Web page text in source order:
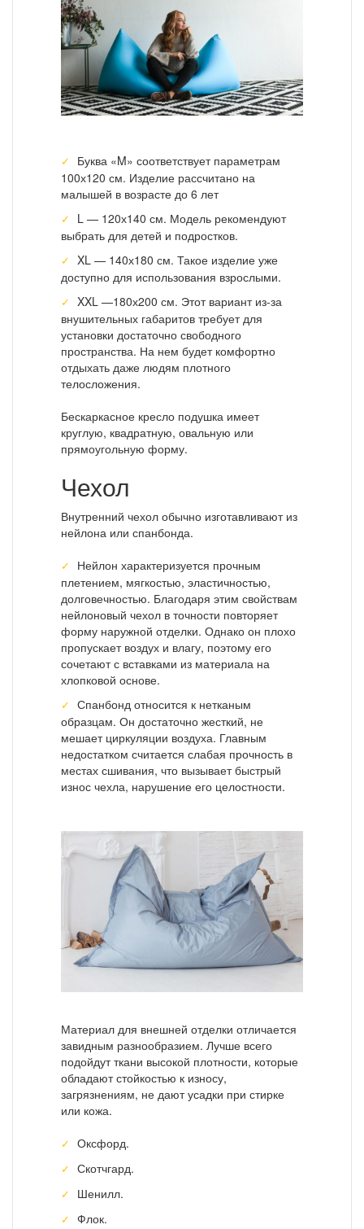
Буква «M» соответствует параметрам
100х120 см. Изделие рассчитано на
малышей в возрасте до 6 лет
L — 120х140 см. Модель рекомендуют
выбрать для детей и подростков.
XL — 140х180 см. Такое изделие уже
доступно для использования взрослыми.
XXL —180х200 см. Этот вариант из-за
внушительных габаритов требует для
установки достаточно свободного
пространства. На нем будет комфортно
отдыхать даже людям плотного
телосложения.
Бескаркасное кресло подушка имеет
круглую, квадратную, овальную или
прямоугольную форму.
Чехол
Внутренний чехол обычно изготавливают из
нейлона или спанбонда.
Нейлон характеризуется прочным
плетением, мягкостью, эластичностью,
долговечностью. Благодаря этим свойствам
нейлоновый чехол в точности повторяет
форму наружной отделки. Однако он плохо
пропускает воздух и влагу, поэтому его
сочетают с вставками из материала на
хлопковой основе.
Спанбонд относится к нетканым
образцам. Он достаточно жесткий, не
мешает циркуляции воздуха. Главным
недостатком считается слабая прочность в
местах сшивания, что вызывает быстрый
износ чехла, нарушение его целостности.
Материал для внешней отделки отличается
завидным разнообразием. Лучше всего
подойдут ткани высокой плотности, которые
обладают стойкостью к износу,
загрязнениям, не дают усадки при стирке
или кожа.
Оксфорд.
Скотчгард.
Шенилл.
Флок.